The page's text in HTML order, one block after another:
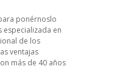
ponérnoslo
especializada en
de los
ventajas
más de 40 años